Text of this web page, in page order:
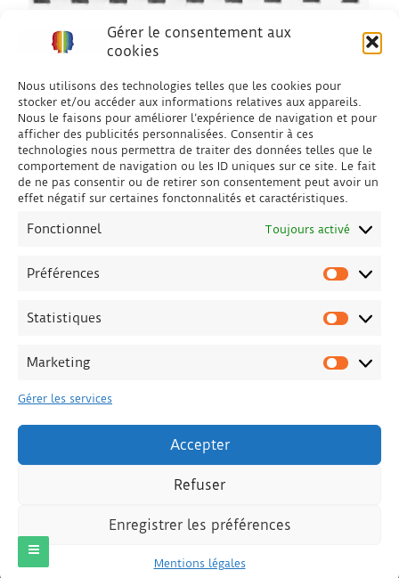
Gérer le consentement aux
cookies
Nous utilisons des technologies telles que les cookies pour
stocker et/ou accéder aux informations relatives aux appareils.
Nous le faisons pour améliorer l’expérience de navigation et pour
afficher des publicités personnalisées. Consentir à ces
technologies nous permettra de traiter des données telles que le
comportement de navigation ou les ID uniques sur ce site. Le fait
de ne pas consentir ou de retirer son consentement peut avoir un
effet négatif sur certaines fonctonnalités et caractéristiques.
Fonctionnel Toujours activé
Préférences
Statistiques
Marketing
Gérer les services
Accepter
Refuser
Enregistrer les préférences
Mentions légales
depositphotos) - All right reserved.
Mentions légales
Business Press ProTheme